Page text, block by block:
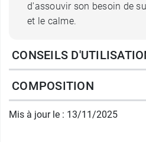
d'assouvir son besoin de
et le calme.
Le bouclier de la
silicone extra-fine
aéré, qui laisse l'air circuler
CONSEILS
COMPOSITION
Mis à jour le : 13/11/2025